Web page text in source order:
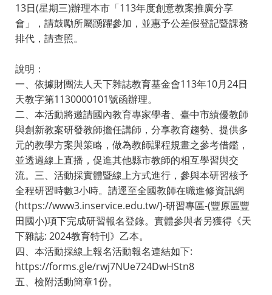
13日(星期三)辦理本市「113年度創意教案推廣分享
會」，請鼓勵所屬踴躍參加，並惠予公差假登記暨課務
排代，請查照。
說明：
一、依據財團法人天下雜誌教育基金會113年10月24日
天教字第1130000101號函辦理。
二、本活動將邀請國內教育專家學者、臺中市績優教師
與創新教案研發教師擔任講師，分享教育趨勢、提供多
元的教學方案與策略，做為教師課程規畫之參考借鑑，
並透過線上直播，促進其他縣市教師的相互學習與交
流。三、活動採實體暨線上方式進行，參與本研習核予
全程研習時數3小時。請逕至全國教師在職進修資訊網
(https://www3.inservice.edu.tw/)-研習專區-(豐原區豐
田國小)項下完成研習報名登錄。實體參與者另獲得《天
下雜誌: 2024教育特刊》乙本。
四、本活動採線上報名活動報名連結如下:
https://forms.gle/rwj7NUe724DwHStn8
五、檢附活動簡章1份。